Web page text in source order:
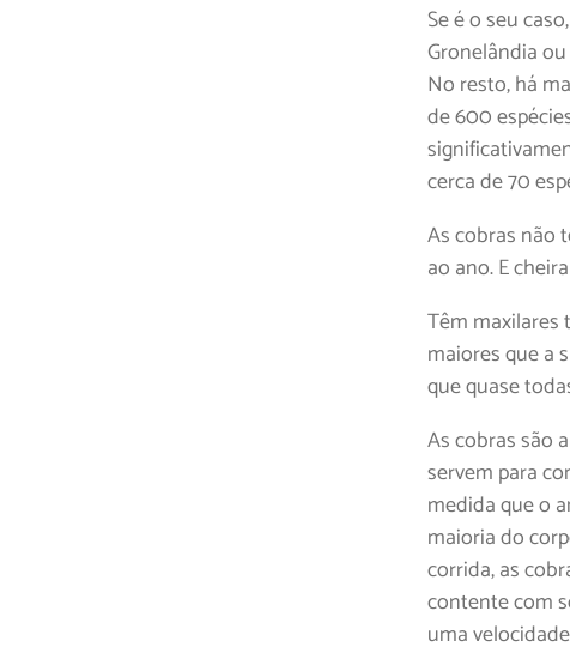
Se é o seu
Gronelândia
No resto, há
de 600
cerca de 70
As cobras não
ao ano. E
Têm maxilares
maiores que a
que quase
As cobras são
servem para
medida que o
maioria do
corrida, as
contente com
uma